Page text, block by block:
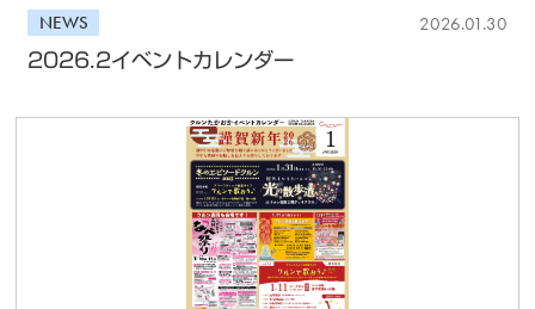
NEWS 2026.01.30
2026.2イベントカレンダー